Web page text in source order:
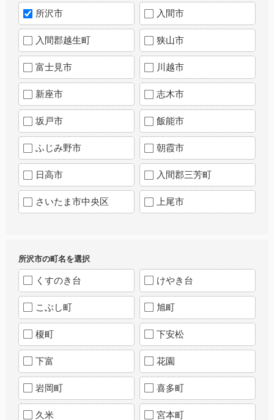
所沢市 入間市
入間郡越生町 狭山市
富士見市 川越市
新座市 志木市
坂戸市 飯能市
ふじみ野市 朝霞市
日高市 入間郡三芳町
さいたま市中央区 上尾市
所沢市の町名を選択
くすのき台 けやき台
こぶし町 旭町
榎町 下安松
下富 花園
岩岡町 喜多町
久米 宮本町